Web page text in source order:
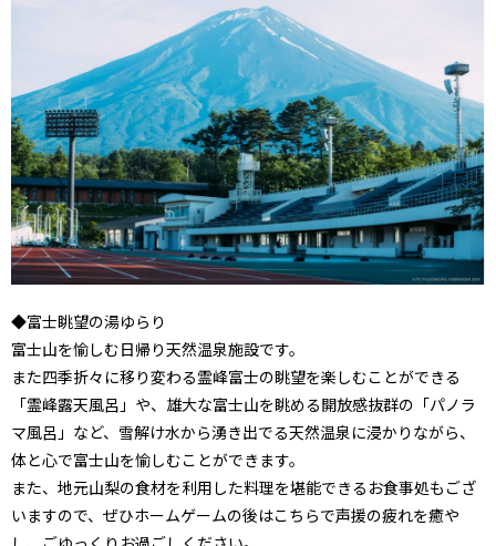
◆富士眺望の湯ゆらり
富士山を愉しむ日帰り天然温泉施設です。
また四季折々に移り変わる霊峰富士の眺望を楽しむことができる
「霊峰露天風呂」や、雄大な富士山を眺める開放感抜群の「パノラ
マ風呂」など、雪解け水から湧き出でる天然温泉に浸かりながら、
体と心で富士山を愉しむことができます。
また、地元山梨の食材を利用した料理を堪能できるお食事処もござ
いますので、ぜひホームゲームの後はこちらで声援の疲れを癒や